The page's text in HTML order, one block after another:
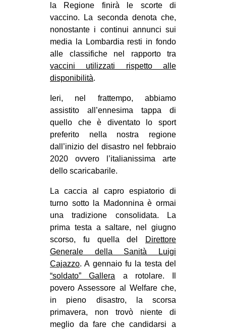
CULTURE
ARTE
CINEMA
MANIFESTI
RECENSIONI
INTERNAZIONALE
AFRICA
AMERICHE
EUROPA
MEDIO ORIENTE
MONDO
EVENTI
tw
la Regione finirà le scorte di
vaccino. La seconda denota che,
nonostante i continui annunci sui
media la Lombardia resti in fondo
alle classifiche nel rapporto tra
vaccini utilizzati rispetto alle
disponibilità.
Ieri, nel frattempo, abbiamo
assistito all’ennesima tappa di
quello che è diventato lo sport
preferito nella nostra regione
dall’inizio del disastro nel febbraio
2020 ovvero l’italianissima arte
dello scaricabarile.
La caccia al capro espiatorio di
turno sotto la Madonnina è ormai
una tradizione consolidata. La
prima testa a saltare, nel giugno
scorso, fu quella del
Direttore
Generale della Sanità Luigi
Cajazzo. A gennaio fu la testa del
“soldato” Gallera a rotolare. Il
povero Assessore al Welfare che,
in pieno disastro, la scorsa
primavera, non trovò niente di
meglio da fare che candidarsi a